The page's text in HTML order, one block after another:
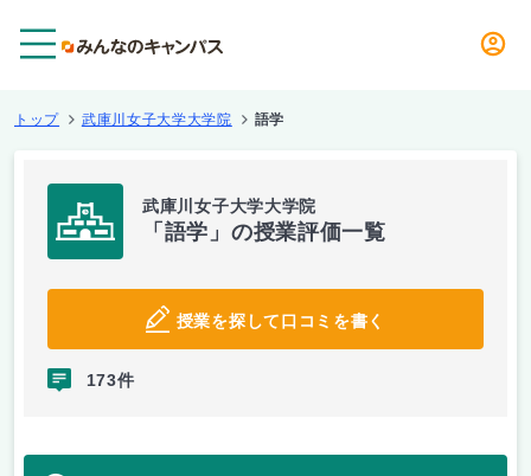
トップ 武庫川女子大学大学院 語学
武庫川女子大学大学院
「語学」の授業評価一覧
授業を探して口コミを書く
173件